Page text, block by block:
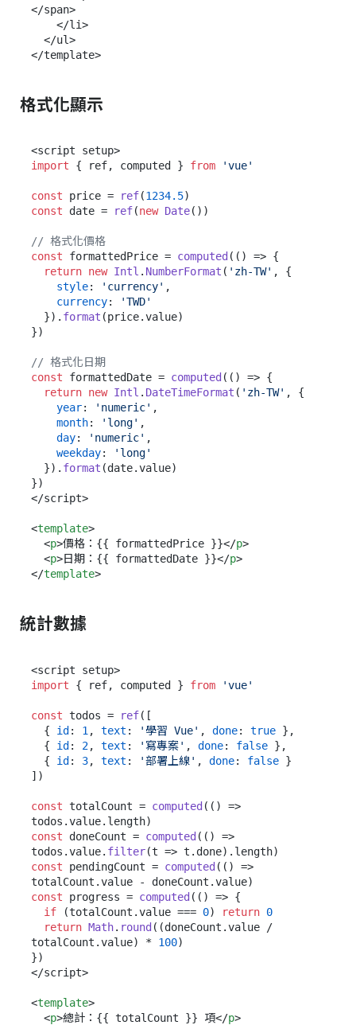
</span>
格式化顯示
import { ref, computed } from 'vue'
const price = ref(1234.5
const date = ref(new Date())
// 格式化價格
const formattedPrice = computed ( () => {
return new Intl . NumberFormat ( 'zh-TW' , {
style: 'currency' ,
currency:
'TWD'
  }).
format (price.value)
})
// 格式化日期
const formattedDate = computed ( () => {
return new Intl . DateTimeFormat ( 'zh-TW' , {
year: 'numeric' ,
month: 'long' ,
day: 'numeric' ,
weekday:
'long'
  }).
format (date.value)
})
</script>
<template>
<p>價格：{{ formattedPrice }}</p>
<p>日期：{{ formattedDate }}</p>
</template>
統計數據
import { ref, computed } from 'vue'
const todos = ref([
  {
id : 1 , text : '學習 Vue' , done: true },
  {
id : 2, text : '寫專案' , done: false },
  {
id : 3, text : '部署上線' , done: false }
])
const totalCount = computed ( () =>
todos.value. length
const doneCount = computed ( () =>
todos.value. filter(t => t. done). length
const pendingCount = computed ( () =>
totalCount.value - doneCount.value
const progress = computed ( () => {
if (totalCount.value === 0) return 0
return Math. round ((doneCount.value /
totalCount.value) * 100)
})
</script>
<template>
<p>總計：{{ totalCount }} 項</p>